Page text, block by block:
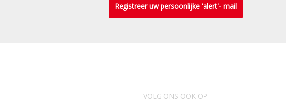
Registreer uw persoonlijke 'alert'- mail
VOLG ONS OOK OP